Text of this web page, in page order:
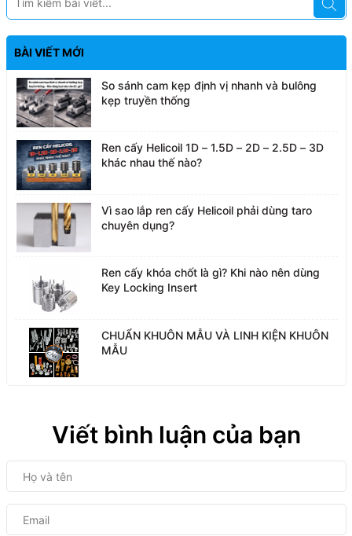
BÀI VIẾT MỚI
So sánh cam kẹp định vị nhanh và bulông
kẹp truyền thống
Ren cấy Helicoil 1D – 1.5D – 2D – 2.5D – 3D
khác nhau thế nào?
Vì sao lắp ren cấy Helicoil phải dùng taro
chuyên dụng?
Ren cấy khóa chốt là gì? Khi nào nên dùng
Key Locking Insert
CHUẨN KHUÔN MẪU VÀ LINH KIỆN KHUÔN
MẪU
Viết bình luận của bạn